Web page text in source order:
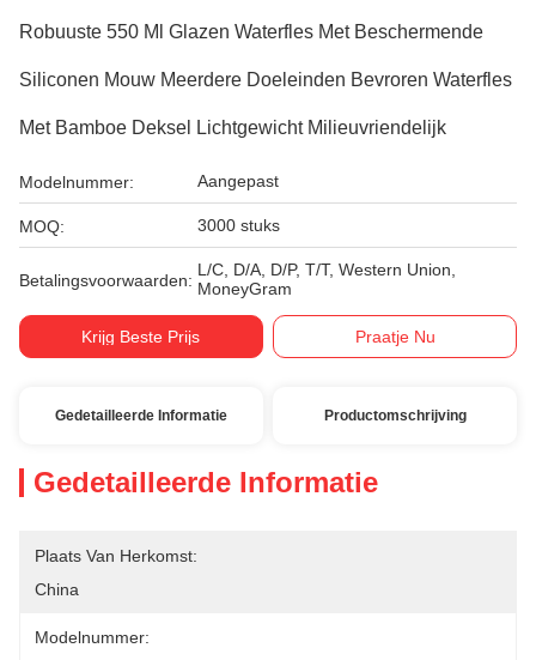
Robuuste 550 Ml Glazen Waterfles Met Beschermende
Siliconen Mouw Meerdere Doeleinden Bevroren Waterfles
Met Bamboe Deksel Lichtgewicht Milieuvriendelijk
Modelnummer: Aangepast
MOQ: 3000 stuks
Betalingsvoorwaarden:
L/C, D/A, D/P, T/T, Western Union,
MoneyGram
Krijg Beste Prijs Praatje Nu
Gedetailleerde Informatie Productomschrijving
Gedetailleerde Informatie
Plaats Van Herkomst:
China
Modelnummer: